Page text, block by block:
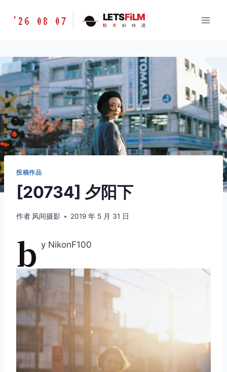
胶
味
道
LETSFILM
'26 08 07 LETSFiLM
胶 片 的 味 道
投稿作品
[20734] 夕阳下
作者 风间摄影 2019 年 5 月 31 日
b y NikonF100